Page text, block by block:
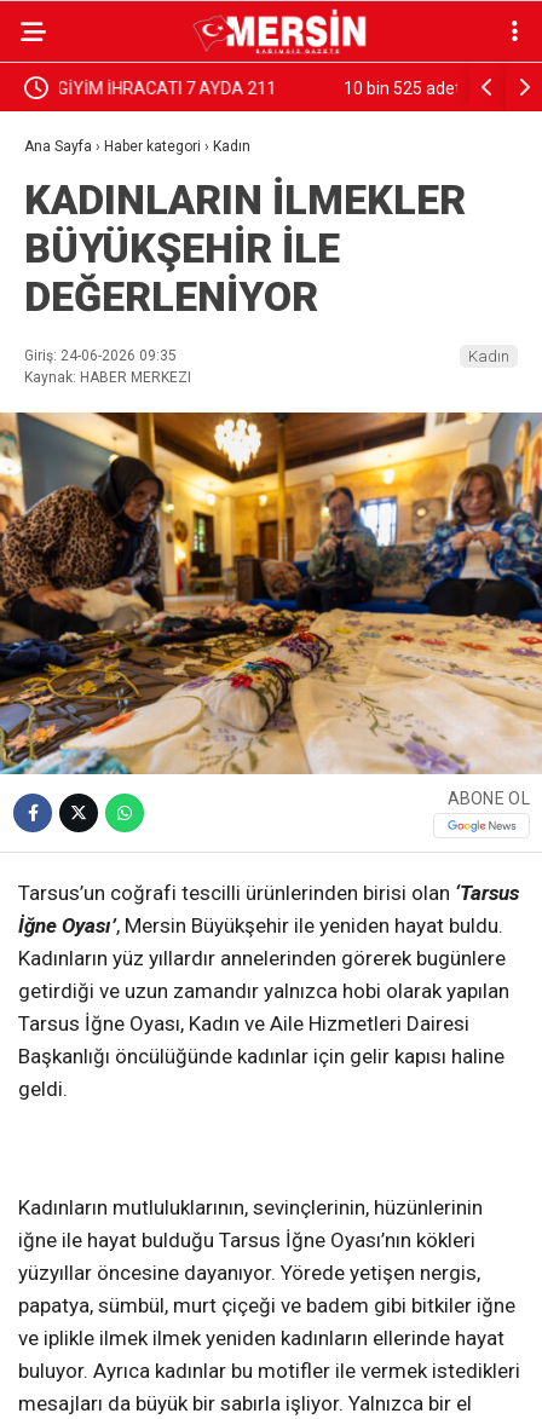
10 bin 525 adet uyuşturucu hap ele geçirildi
Ana Sayfa › Haber kategori › Kadın
KADINLARIN İLMEKLER
BÜYÜKŞEHİR İLE
DEĞERLENİYOR
Giriş: 24-06-2026 09:35
Kaynak: HABER MERKEZI
Kadın
ABONE OL
Tarsus’un coğrafi tescilli ürünlerinden birisi olan ‘Tarsus
İğne Oyası’, Mersin Büyükşehir ile yeniden hayat buldu.
Kadınların yüz yıllardır annelerinden görerek bugünlere
getirdiği ve uzun zamandır yalnızca hobi olarak yapılan
Tarsus İğne Oyası, Kadın ve Aile Hizmetleri Dairesi
Başkanlığı öncülüğünde kadınlar için gelir kapısı haline
geldi.
Kadınların mutluluklarının, sevinçlerinin, hüzünlerinin
iğne ile hayat bulduğu Tarsus İğne Oyası’nın kökleri
yüzyıllar öncesine dayanıyor. Yörede yetişen nergis,
papatya, sümbül, murt çiçeği ve badem gibi bitkiler iğne
ve iplikle ilmek ilmek yeniden kadınların ellerinde hayat
buluyor. Ayrıca kadınlar bu motifler ile vermek istedikleri
mesajları da büyük bir sabırla işliyor. Yalnızca bir el